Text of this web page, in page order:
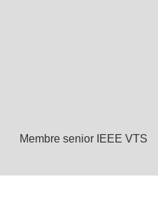
Membre senior IEEE VTS